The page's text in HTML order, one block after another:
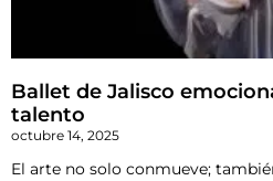
Ballet de Jalisco
talento
octubre 14, 2025
El arte no solo conmueve;